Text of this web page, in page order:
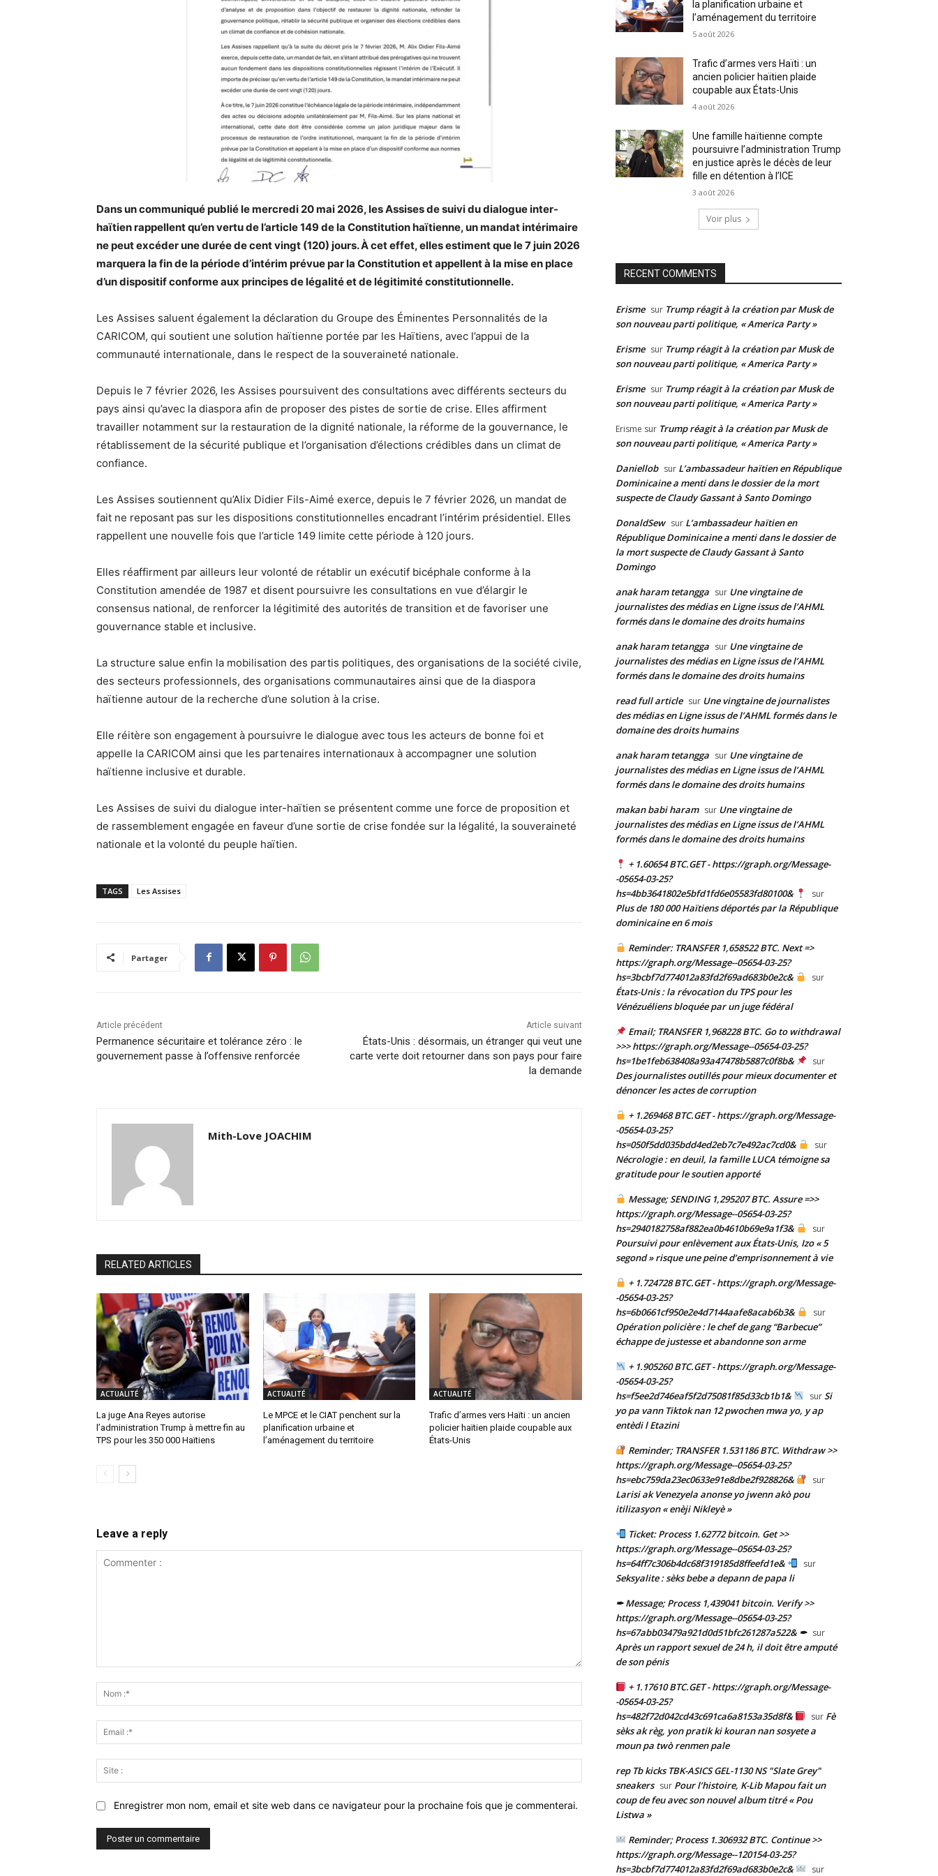
Dans un communiqué publié le mercredi 20 mai 2026, les Assises de suivi du dialogue inter-
haïtien rappellent qu’en vertu de l’article 149 de la Constitution haïtienne, un mandat intérimaire
ne peut excéder une durée de cent vingt (120) jours. À cet effet, elles estiment que le 7 juin 2026
marquera la fin de la période d’intérim prévue par la Constitution et appellent à la mise en place
d’un dispositif conforme aux principes de légalité et de légitimité constitutionnelle.
Les Assises saluent également la déclaration du Groupe des Éminentes Personnalités de la
CARICOM, qui soutient une solution haïtienne portée par les Haïtiens, avec l’appui de la
communauté internationale, dans le respect de la souveraineté nationale.
Depuis le 7 février 2026, les Assises poursuivent des consultations avec différents secteurs du
pays ainsi qu’avec la diaspora afin de proposer des pistes de sortie de crise. Elles affirment
travailler notamment sur la restauration de la dignité nationale, la réforme de la gouvernance, le
rétablissement de la sécurité publique et l’organisation d’élections crédibles dans un climat de
confiance.
Les Assises soutiennent qu’Alix Didier Fils-Aimé exerce, depuis le 7 février 2026, un mandat de
fait ne reposant pas sur les dispositions constitutionnelles encadrant l’intérim présidentiel. Elles
rappellent une nouvelle fois que l’article 149 limite cette période à 120 jours.
Elles réaffirment par ailleurs leur volonté de rétablir un exécutif bicéphale conforme à la
Constitution amendée de 1987 et disent poursuivre les consultations en vue d’élargir le
consensus national, de renforcer la légitimité des autorités de transition et de favoriser une
gouvernance stable et inclusive.
La structure salue enfin la mobilisation des partis politiques, des organisations de la société civile,
des secteurs professionnels, des organisations communautaires ainsi que de la diaspora
haïtienne autour de la recherche d’une solution à la crise.
Elle réitère son engagement à poursuivre le dialogue avec tous les acteurs de bonne foi et
appelle la CARICOM ainsi que les partenaires internationaux à accompagner une solution
haïtienne inclusive et durable.
Les Assises de suivi du dialogue inter-haïtien se présentent comme une force de proposition et
de rassemblement engagée en faveur d’une sortie de crise fondée sur la légalité, la souveraineté
nationale et la volonté du peuple haïtien.
TAGS Les Assises
Partager
Article précédent
Permanence sécuritaire et tolérance zéro : le
gouvernement passe à l’offensive renforcée
Article suivant
États-Unis : désormais, un étranger qui veut une
carte verte doit retourner dans son pays pour faire
la demande
Mith-Love JOACHIM
RELATED ARTICLES
ACTUALITÉ
La juge Ana Reyes autorise
l’administration Trump à mettre fin au
TPS pour les 350 000 Haïtiens
ACTUALITÉ
Le MPCE et le CIAT penchent sur la
planification urbaine et
l’aménagement du territoire
ACTUALITÉ
Trafic d’armes vers Haïti : un ancien
policier haïtien plaide coupable aux
États-Unis
Leave a reply
:*
:*
:
Enregistrer mon nom, email et site web dans ce navigateur pour la prochaine fois que je commenterai.
la planification urbaine et
l’aménagement du territoire
5 août 2026
Trafic d’armes vers Haïti : un
ancien policier haïtien plaide
coupable aux États-Unis
4 août 2026
Une famille haïtienne compte
poursuivre l’administration Trump
en justice après le décès de leur
fille en détention à l’ICE
3 août 2026
Voir plus
RECENT COMMENTS
Erisme sur Trump réagit à la création par Musk de
son nouveau parti politique, « America Party »
Erisme sur Trump réagit à la création par Musk de
son nouveau parti politique, « America Party »
Erisme sur Trump réagit à la création par Musk de
son nouveau parti politique, « America Party »
Erisme sur Trump réagit à la création par Musk de
son nouveau parti politique, « America Party »
Daniellob sur L’ambassadeur haïtien en République
Dominicaine a menti dans le dossier de la mort
suspecte de Claudy Gassant à Santo Domingo
DonaldSew sur L’ambassadeur haïtien en
République Dominicaine a menti dans le dossier de
la mort suspecte de Claudy Gassant à Santo
Domingo
anak haram tetangga sur Une vingtaine de
journalistes des médias en Ligne issus de l’AHML
formés dans le domaine des droits humains
anak haram tetangga sur Une vingtaine de
journalistes des médias en Ligne issus de l’AHML
formés dans le domaine des droits humains
read full article sur Une vingtaine de journalistes
des médias en Ligne issus de l’AHML formés dans le
domaine des droits humains
anak haram tetangga sur Une vingtaine de
journalistes des médias en Ligne issus de l’AHML
formés dans le domaine des droits humains
makan babi haram sur Une vingtaine de
journalistes des médias en Ligne issus de l’AHML
formés dans le domaine des droits humains
+ 1.60654 BTC.GET - https://graph.org/Message-
-05654-03-25?
hs=4bb3641802e5bfd1fd6e05583fd80100&
sur
Plus de 180 000 Haïtiens déportés par la République
dominicaine en 6 mois
Reminder: TRANSFER 1,658522 BTC. Next =>
https://graph.org/Message--05654-03-25?
hs=3bcbf7d774012a83fd2f69ad683b0e2c&
sur
États-Unis : la révocation du TPS pour les
Vénézuéliens bloquée par un juge fédéral
Email; TRANSFER 1,968228 BTC. Go to withdrawal
>>> https://graph.org/Message--05654-03-25?
hs=1be1feb638408a93a47478b5887c0f8b&
sur
Des journalistes outillés pour mieux documenter et
dénoncer les actes de corruption
+ 1.269468 BTC.GET - https://graph.org/Message-
-05654-03-25?
hs=050f5dd035bdd4ed2eb7c7e492ac7cd0&
sur
Nécrologie : en deuil, la famille LUCA témoigne sa
gratitude pour le soutien apporté
Message; SENDING 1,295207 BTC. Assure =>>
https://graph.org/Message--05654-03-25?
hs=2940182758af882ea0b4610b69e9a1f3&
sur
Poursuivi pour enlèvement aux États-Unis, Izo « 5
segond » risque une peine d’emprisonnement à vie
+ 1.724728 BTC.GET - https://graph.org/Message-
-05654-03-25?
hs=6b0661cf950e2e4d7144aafe8acab6b3&
sur
Opération policière : le chef de gang “Barbecue”
échappe de justesse et abandonne son arme
+ 1.905260 BTC.GET - https://graph.org/Message-
-05654-03-25?
hs=f5ee2d746eaf5f2d75081f85d33cb1b1&
surSi
yo pa vann Tiktok nan 12 pwochen mwa yo, y ap
entèdi l Etazini
Reminder; TRANSFER 1.531186 BTC. Withdraw >>
https://graph.org/Message--05654-03-25?
hs=ebc759da23ec0633e91e8dbe2f928826&
sur
Larisi ak Venezyela anonse yo jwenn akò pou
itilizasyon « enèji Nikleyè »
Ticket: Process 1.62772 bitcoin. Get >>
https://graph.org/Message--05654-03-25?
hs=64ff7c306b4dc68f319185d8ffeefd1e&
sur
Seksyalite : sèks bebe a depann de papa li
✒ Message; Process 1,439041 bitcoin. Verify >>
https://graph.org/Message--05654-03-25?
hs=67abb03479a921d0d51bfc261287a522& ✒ sur
Après un rapport sexuel de 24 h, il doit être amputé
de son pénis
+ 1.17610 BTC.GET - https://graph.org/Message-
-05654-03-25?
hs=482f72d042cd43c691ca6a8153a35d8f&
sur Fè
sèks ak règ, yon pratik ki kouran nan sosyete a
moun pa twò renmen pale
rep Tb kicks TBK-ASICS GEL-1130 NS "Slate Grey"
sneakers sur Pour l’histoire, K-Lib Mapou fait un
coup de feu avec son nouvel album titré « Pou
Listwa »
Reminder; Process 1.306932 BTC. Continue >>
https://graph.org/Message--120154-03-25?
hs=3bcbf7d774012a83fd2f69ad683b0e2c&
sur